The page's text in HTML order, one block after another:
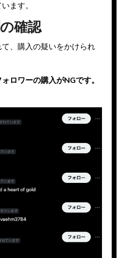
ます。
確認
、購入の疑いをかけられ
ロワーの購入がNGです。